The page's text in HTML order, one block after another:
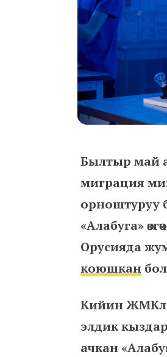
Былтыр май
миграция
орноштуруу
«Алабуга»
Орусияда
коюшкан
Кийин
элдик
ачкан